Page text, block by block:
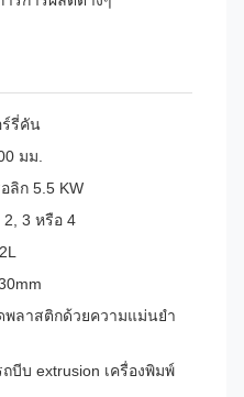
ร์รี่คัน
มม.
ลิก 5.5 KW
3 หรือ 4
พลาสติกด้วยความแม่นยํา
บีบ extrusion เครื่องพิมพ์